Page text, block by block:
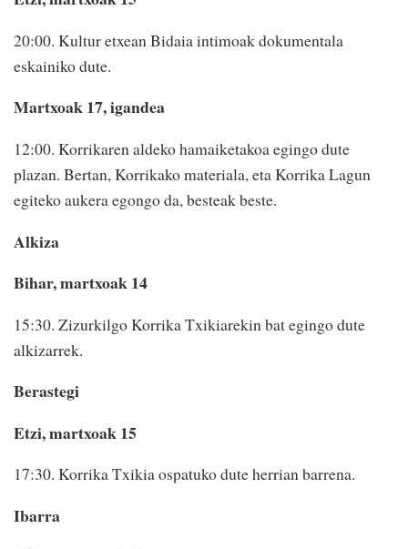
20:00. Kultur etxean Bidaia intimoak dokumentala
eskainiko dute.
Martxoak 17, igandea
12:00. Korrikaren aldeko hamaiketakoa egingo dute
plazan. Bertan, Korrikako materiala, eta Korrika Lagun
egiteko aukera egongo da, besteak beste.
Alkiza
Bihar, martxoak 14
15:30. Zizurkilgo Korrika Txikiarekin bat egingo dute
alkizarrek.
Berastegi
Etzi, martxoak 15
17:30. Korrika Txikia ospatuko dute herrian barrena.
Ibarra